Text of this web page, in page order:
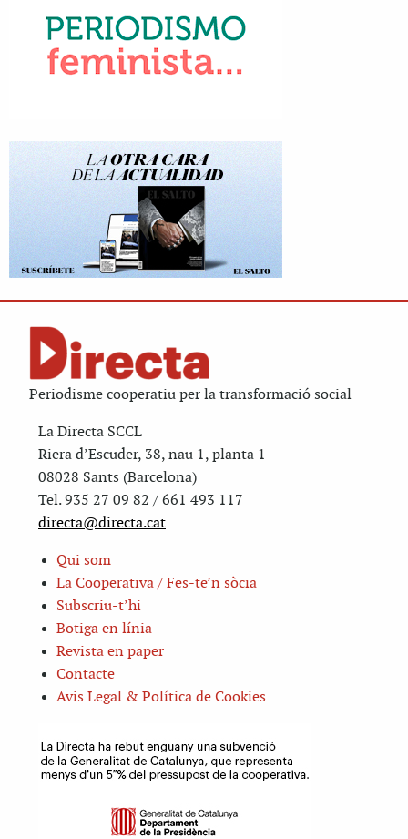
Periodisme cooperatiu per la transformació social
La Directa SCCL
Riera d’Escuder, 38, nau 1, planta 1
08028 Sants (Barcelona)
Tel. 935 27 09 82 / 661 493 117
directa@directa.cat
Qui som
La Cooperativa / Fes-te’n sòcia
Subscriu-t’hi
Botiga en línia
Revista en paper
Contacte
Avis Legal & Política de Cookies